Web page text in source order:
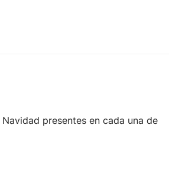
presentes en cada una de